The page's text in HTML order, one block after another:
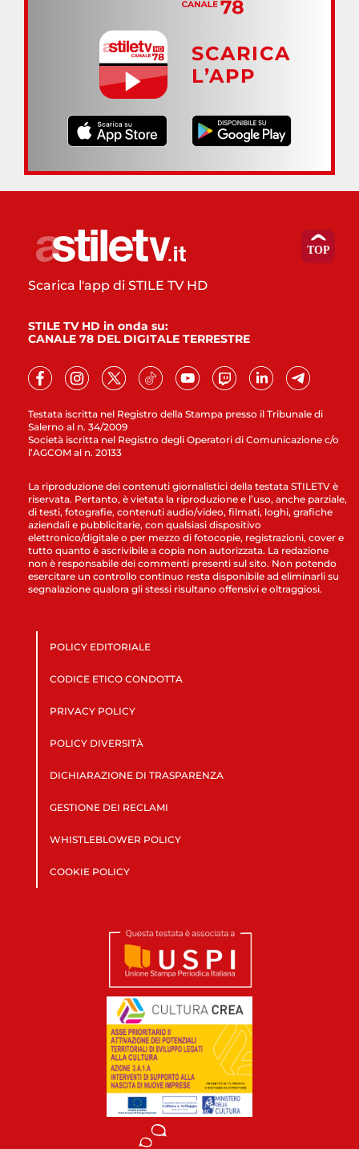
SCARICA
L’APP
Testata iscritta nel Registro della Stampa presso il Tribunale di
Salerno al n. 34/2009
Società iscritta nel Registro degli Operatori di Comunicazione c/o
l’AGCOM al n. 20133
Scarica l'app di STILE TV HD
STILE TV HD in onda su:
CANALE 78 DEL DIGITALE TERRESTRE
La riproduzione dei contenuti giornalistici della testata STILETV è
riservata. Pertanto, è vietata la riproduzione e l’uso, anche parziale,
di testi, fotografie, contenuti audio/video, filmati, loghi, grafiche
aziendali e pubblicitarie, con qualsiasi dispositivo
elettronico/digitale o per mezzo di fotocopie, registrazioni, cover e
tutto quanto è ascrivibile a copia non autorizzata. La redazione
non è responsabile dei commenti presenti sul sito. Non potendo
esercitare un controllo continuo resta disponibile ad eliminarli su
segnalazione qualora gli stessi risultano offensivi e oltraggiosi.
POLICY EDITORIALE
CODICE ETICO CONDOTTA
PRIVACY POLICY
POLICY DIVERSITÀ
DICHIARAZIONE DI TRASPARENZA
GESTIONE DEI RECLAMI
WHISTLEBLOWER POLICY
COOKIE POLICY